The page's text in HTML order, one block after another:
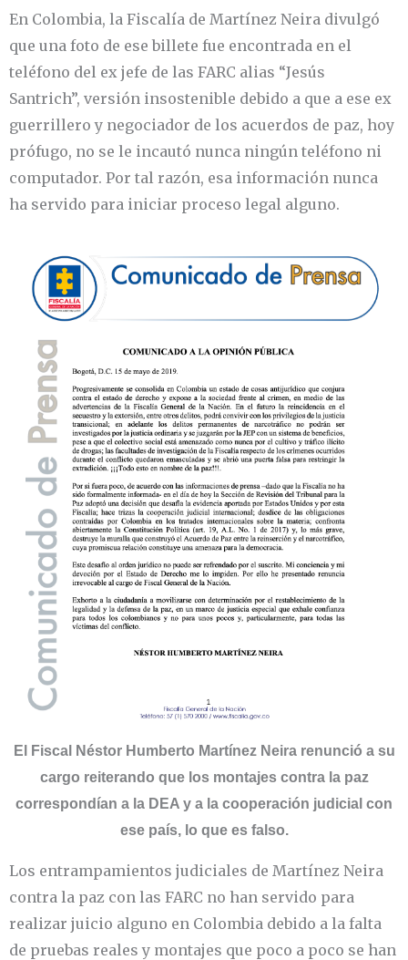
En Colombia, la Fiscalía de Martínez Neira divulgó
que una foto de ese billete fue encontrada en el
teléfono del ex jefe de las FARC alias “Jesús
Santrich”, versión insostenible debido a que a ese ex
guerrillero y negociador de los acuerdos de paz, hoy
prófugo, no se le incautó nunca ningún teléfono ni
computador. Por tal razón, esa información nunca
ha servido para iniciar proceso legal alguno.
El Fiscal Néstor Humberto Martínez Neira renunció a su
cargo reiterando que los montajes contra la paz
correspondían a la DEA y a la cooperación judicial con
ese país, lo que es falso.
Los entrampamientos judiciales de Martínez Neira
contra la paz con las FARC no han servido para
realizar juicio alguno en Colombia debido a la falta
de pruebas reales y montajes que poco a poco se han